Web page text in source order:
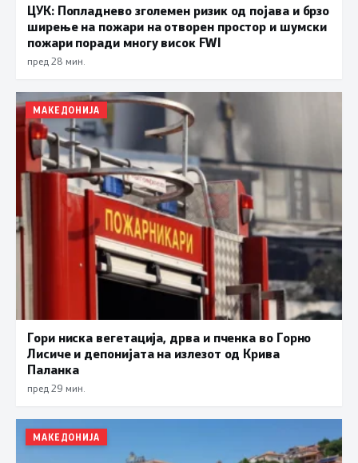
ЦУК: Попладнево зголемен ризик од појава и брзо
ширење на пожари на отворен простор и шумски
пожари поради многу висок FWI
пред 28 мин.
МАКЕДОНИЈА
Гори ниска вегетација, дрва и пченка во Горно
Лисиче и депонијата на излезот од Крива
Паланка
пред 29 мин.
МАКЕДОНИЈА